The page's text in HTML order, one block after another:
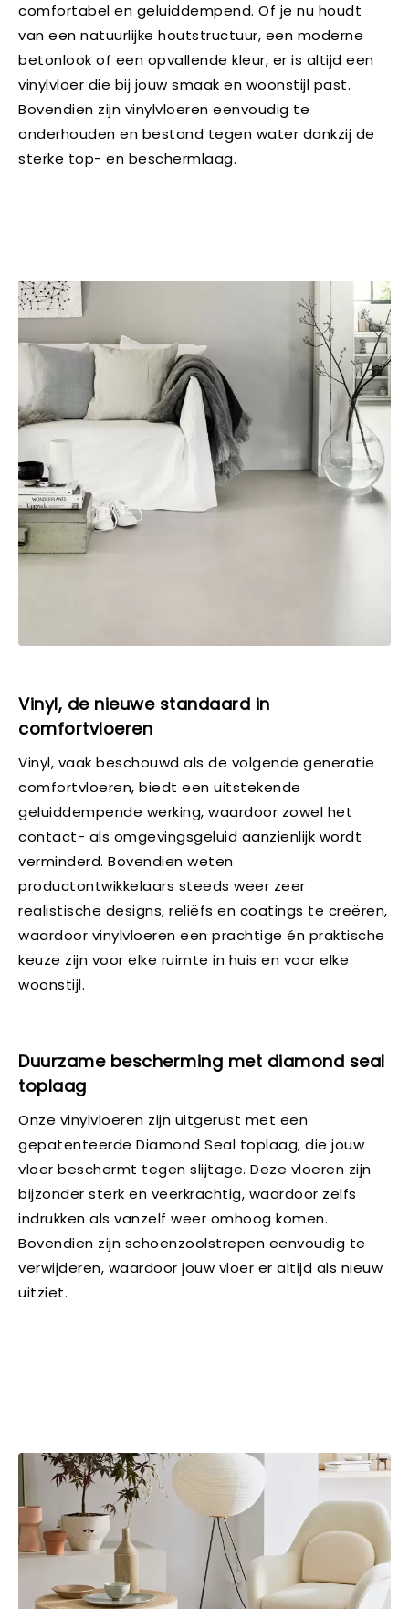
comfortabel en geluiddempend. Of je nu houdt
van een natuurlijke houtstructuur, een moderne
betonlook of een opvallende kleur, er is altijd een
vinylvloer die bij jouw smaak en woonstijl past.
Bovendien zijn vinylvloeren eenvoudig te
onderhouden en bestand tegen water dankzij de
sterke top- en beschermlaag.
Vinyl, de nieuwe standaard in
comfortvloeren
Vinyl, vaak beschouwd als de volgende generatie
comfortvloeren, biedt een uitstekende
geluiddempende werking, waardoor zowel het
contact- als omgevingsgeluid aanzienlijk wordt
verminderd. Bovendien weten
productontwikkelaars steeds weer zeer
realistische designs, reliëfs en coatings te creëren,
waardoor vinylvloeren een prachtige én praktische
keuze zijn voor elke ruimte in huis en voor elke
woonstijl.
Duurzame bescherming met diamond seal
toplaag
Onze vinylvloeren zijn uitgerust met een
gepatenteerde Diamond Seal toplaag, die jouw
vloer beschermt tegen slijtage. Deze vloeren zijn
bijzonder sterk en veerkrachtig, waardoor zelfs
indrukken als vanzelf weer omhoog komen.
Bovendien zijn schoenzoolstrepen eenvoudig te
verwijderen, waardoor jouw vloer er altijd als nieuw
uitziet.